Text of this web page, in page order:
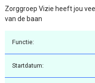
Zorggroep Vizie heeft jou
van de baan
Functie:
Startdatum: